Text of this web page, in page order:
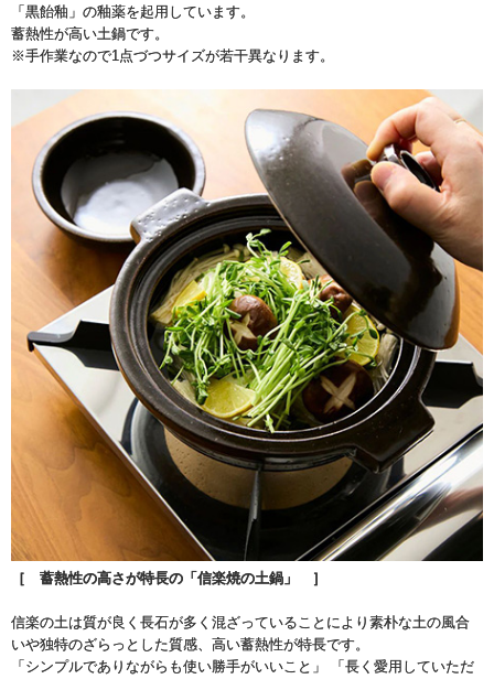
「黒飴釉」の釉薬を起用しています。
蓄熱性が高い土鍋です。
※手作業なので1点づつサイズが若干異なります。
［ 蓄熱性の高さが特長の「信楽焼の土鍋」 ］
信楽の土は質が良く長石が多く混ざっていることにより素朴な土の風合
いや独特のざらっとした質感、高い蓄熱性が特長です。
「シンプルでありながらも使い勝手がいいこと」 「長く愛用していただ